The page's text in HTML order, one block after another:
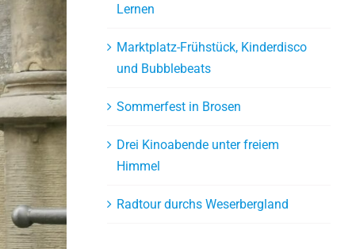
Lernen
Marktplatz-Frühstück, Kinderdisco
und Bubblebeats
Sommerfest in Brosen
Drei Kinoabende unter freiem
Himmel
Radtour durchs Weserbergland